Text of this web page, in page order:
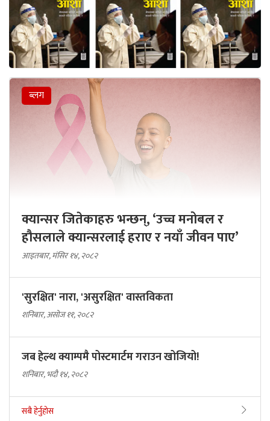
क्यान्सर जितेकाहरु भन्छन्, ‘उच्च मनोबल र
हौसलाले क्यान्सरलाई हराए र नयाँ जीवन पाए’
आइतबार, मंसिर १४, २०८२
'सुरक्षित' नारा, 'असुरक्षित' वास्तविकता
शनिबार, असोज ११, २०८२
जब हेल्थ क्याम्पमै पोस्टमार्टम गराउन खोजियो!
शनिबार, भदौ १४, २०८२